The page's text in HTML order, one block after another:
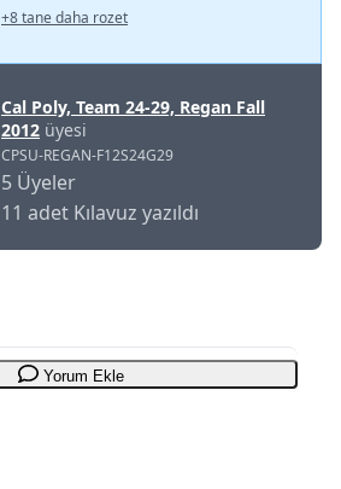
+8 tane daha rozet
Cal Poly, Team 24-29, Regan Fall
2012 üyesi
CPSU-REGAN-F12S24G29
5 Üyeler
11 adet Kılavuz yazıldı
Yorum Ekle